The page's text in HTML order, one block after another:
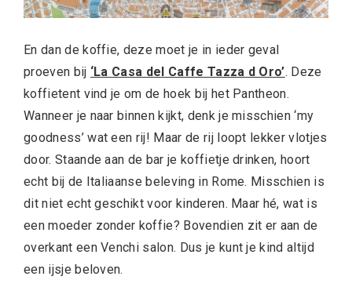
En dan de koffie, deze moet je in ieder geval
proeven bij ‘La Casa del Caffe Tazza d Oro’. Deze
koffietent vind je om de hoek bij het Pantheon.
Wanneer je naar binnen kijkt, denk je misschien ‘my
goodness’ wat een rij! Maar de rij loopt lekker vlotjes
door. Staande aan de bar je koffietje drinken, hoort
echt bij de Italiaanse beleving in Rome. Misschien is
dit niet echt geschikt voor kinderen. Maar hé, wat is
een moeder zonder koffie? Bovendien zit er aan de
overkant een Venchi salon. Dus je kunt je kind altijd
een ijsje beloven.